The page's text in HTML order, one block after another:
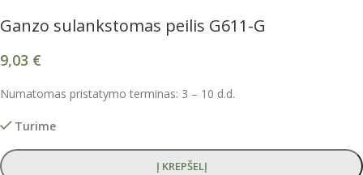
Ganzo sulankstomas peilis G611-G
9,03 €
Numatomas pristatymo terminas: 3 – 10 d.d.
Turime
Į KREPŠELĮ